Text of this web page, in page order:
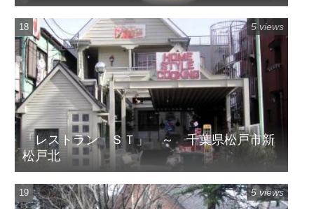
「レストラン ＳＴ」 ～ 千葉県松戸市新
松戸北
5 views
5 views